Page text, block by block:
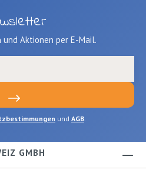
und Aktionen per E-Mail.
und AGB.
GMBH